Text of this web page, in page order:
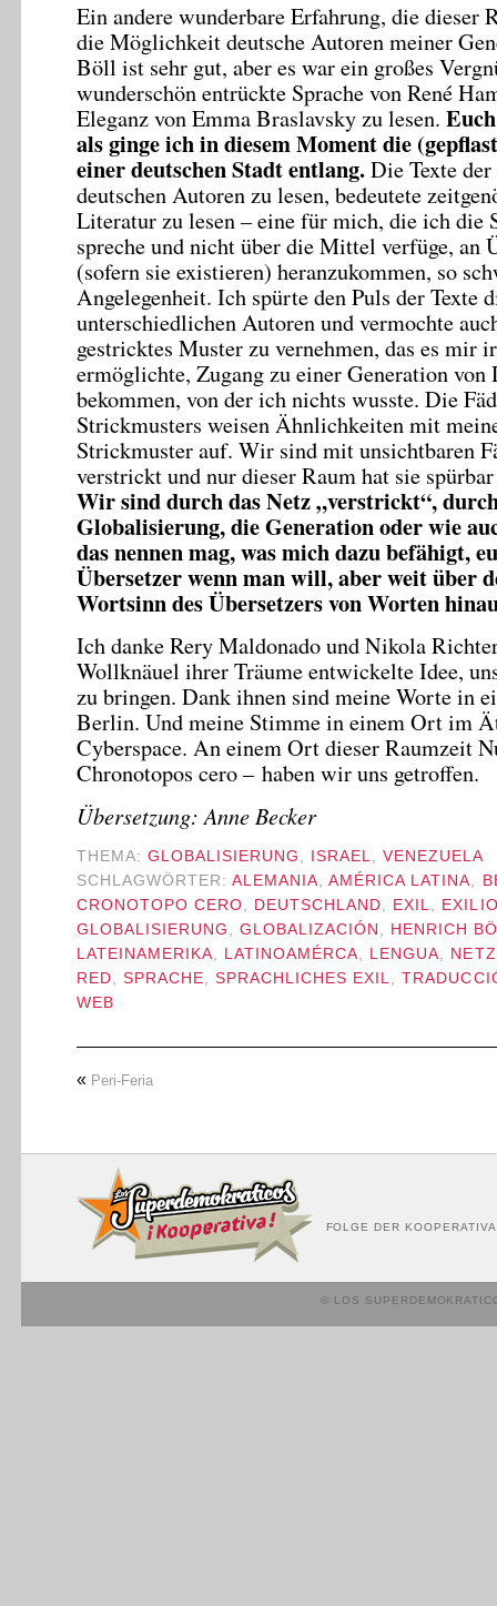
Ein andere wunderbare Erfahrung, die dieser
die Möglichkeit deutsche Autoren meiner
Böll ist sehr gut, aber es war ein großes
wunderschön entrückte Sprache von René
Eleganz von Emma Braslavsky zu lesen.
als ginge ich in diesem Moment die
einer deutschen Stadt entlang.Die Texte
deutschen Autoren zu lesen, bedeutete
Literatur zu lesen – eine für mich, die ich die
spreche und nicht über die Mittel verfüge, an
(sofern sie existieren) heranzukommen, so
Angelegenheit. Ich spürte den Puls der Texte
unterschiedlichen Autoren und vermochte
gestricktes Muster zu vernehmen, das es mir
ermöglichte, Zugang zu einer Generation von
bekommen, von der ich nichts wusste. Die
Strickmusters weisen Ähnlichkeiten mit
Strickmuster auf. Wir sind mit unsichtbaren
verstrickt und nur dieser Raum hat sie
Wir sind durch das Netz „verstrickt“,
Globalisierung, die Generation oder wie
das nennen mag, was mich dazu befähigt,
Übersetzer wenn man will, aber weit über
Wortsinn des Übersetzers von Worten
Ich danke Rery Maldonado und Nikola
Wollknäuel ihrer Träume entwickelte Idee,
zu bringen. Dank ihnen sind meine Worte in
Berlin. Und meine Stimme in einem Ort im
Cyberspace. An einem Ort dieser Raumzeit
Chronotopos cero – haben wir uns getroffen.
Übersetzung: Anne Becker
THEMA: GLOBALISIERUNG , ISRAEL,VENEZUELA
SCHLAGWÖRTER: ALEMANIA,AMÉRICA LATINA,
CRONOTOPO CERO, DEUTSCHLAND, EXIL,
GLOBALISIERUNG , GLOBALIZACIÓN , HENRICH
LATEINAMERIKA, LATINOAMÉRCA, LENGUA, NETZ
RED, SPRACHE, SPRACHLICHES EXIL,
WEB
« Peri-Feria
FOLGE DER
© LOS